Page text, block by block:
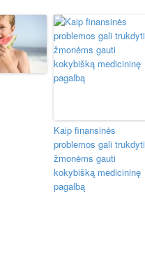
Kaip finansinės
problemos gali trukdyti
žmonėms gauti
kokybišką medicininę
pagalbą